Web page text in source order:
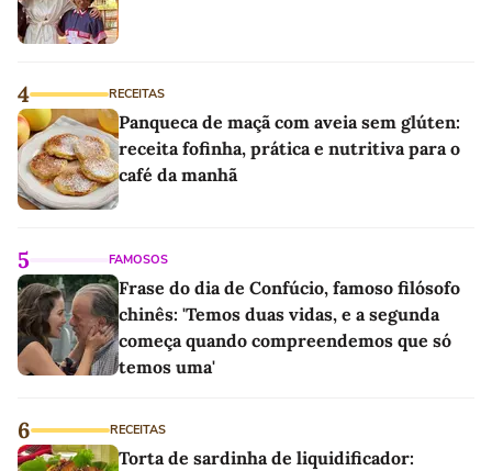
4 RECEITAS
Panqueca de maçã com aveia sem glúten:
receita fofinha, prática e nutritiva para o
café da manhã
5 FAMOSOS
Frase do dia de Confúcio, famoso filósofo
chinês: 'Temos duas vidas, e a segunda
começa quando compreendemos que só
temos uma'
6 RECEITAS
Torta de sardinha de liquidificador: